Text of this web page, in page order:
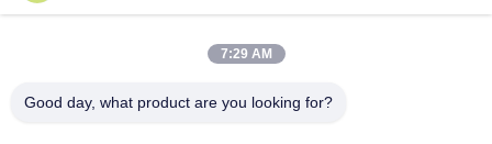
7:29 AM
Good day, what product are you looking for?